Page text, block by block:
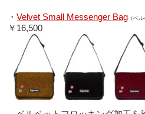
・Velvet Small Messenger Bag （ベ
￥16,500